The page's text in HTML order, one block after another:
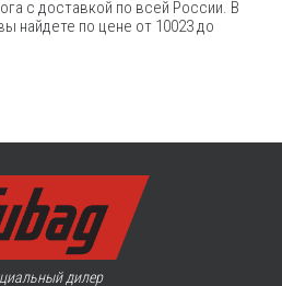
с доставкой по всей России. В
найдете по цене от 10023 до
дилер